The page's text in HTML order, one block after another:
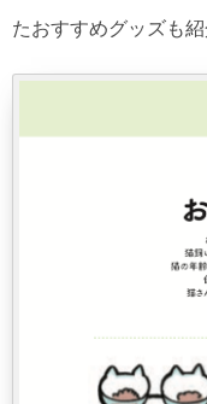
たおすすめグッズも紹